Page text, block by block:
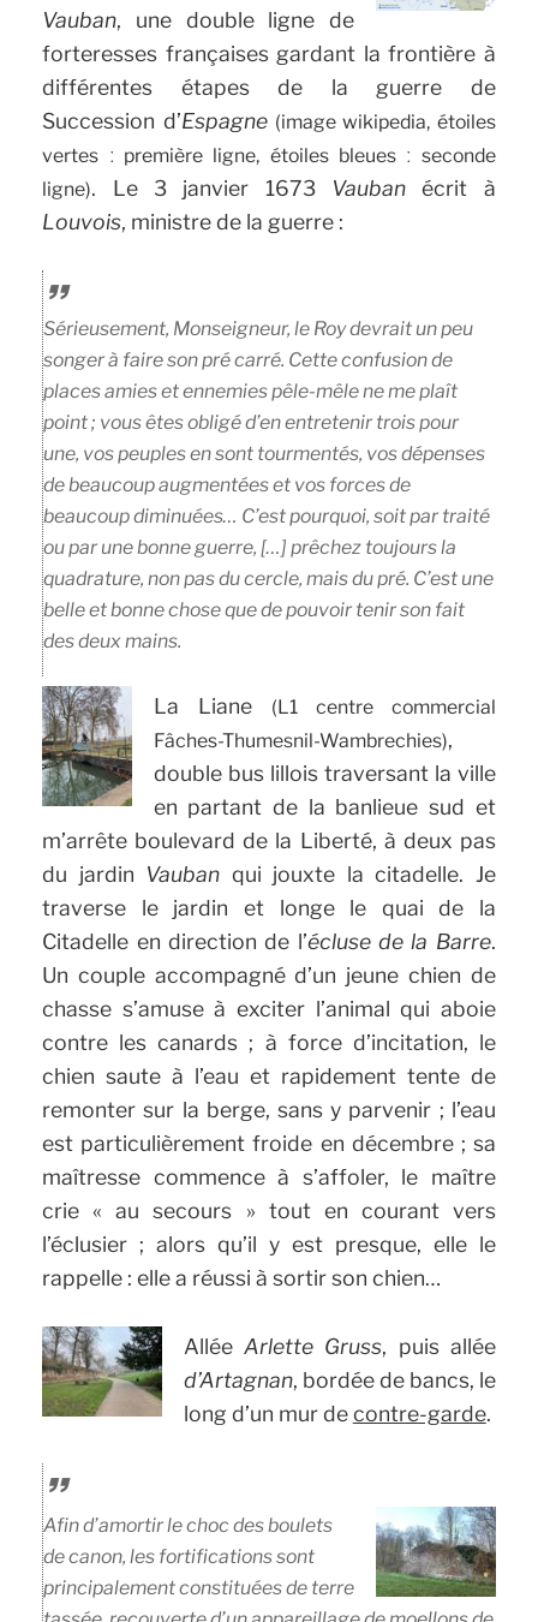
Vauban, une double ligne de
forteresses françaises gardant la frontière à
différentes étapes de la guerre de
Succession d’Espagne (image wikipedia, étoiles
vertes ː première ligne, étoiles bleues ː seconde
ligne). Le 3 janvier 1673 Vauban écrit à
Louvois, ministre de la guerre :
Sérieusement, Monseigneur, le Roy devrait un peu
songer à faire son pré carré. Cette confusion de
places amies et ennemies pêle-mêle ne me plaît
point ; vous êtes obligé d’en entretenir trois pour
une, vos peuples en sont tourmentés, vos dépenses
de beaucoup augmentées et vos forces de
beaucoup diminuées… C’est pourquoi, soit par traité
ou par une bonne guerre, […] prêchez toujours la
quadrature, non pas du cercle, mais du pré. C’est une
belle et bonne chose que de pouvoir tenir son fait
des deux mains.
La Liane
(L1 centre commercial
Fâches-Thumesnil-Wambrechies),
double bus lillois traversant la ville
en partant de la banlieue sud et
m’arrête boulevard de la Liberté, à deux pas
du jardin Vauban qui jouxte la citadelle. Je
traverse le jardin et longe le quai de la
Citadelle en direction de l’écluse de la Barre.
Un couple accompagné d’un jeune chien de
chasse s’amuse à exciter l’animal qui aboie
contre les canards ; à force d’incitation, le
chien saute à l’eau et rapidement tente de
remonter sur la berge, sans y parvenir ; l’eau
est particulièrement froide en décembre ; sa
maîtresse commence à s’affoler, le maître
crie « au secours » tout en courant vers
l’éclusier ; alors qu’il y est presque, elle le
rappelle : elle a réussi à sortir son chien…
AlléeArlette Gruss, puis allée
d’Artagnan, bordée de bancs, le
long d’un mur decontre-garde.
Afin d’amortir le choc des boulets
de canon, les fortifications sont
principalement constituées de terre